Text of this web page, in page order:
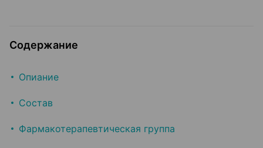
Содержание
Опиание
Состав
Фармакотерапевтическая группа